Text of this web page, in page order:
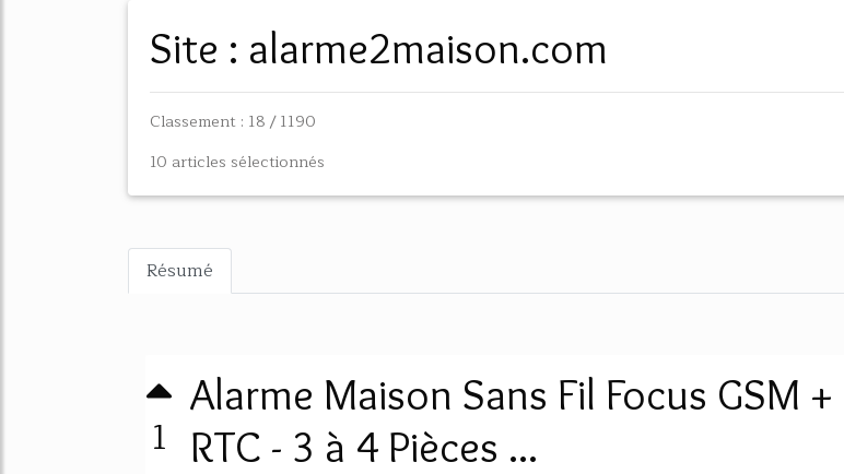
Site : alarme2maison.com
Classement : 18 / 1190
10 articles sélectionnés
Résumé
1
Alarme Maison Sans Fil Focus GSM +
RTC - 3 à 4 Pièces ...